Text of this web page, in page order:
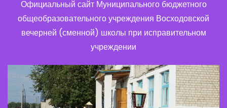
Официальный сайт Муниципального бюджетного
общеобразовательного учреждения Восходовской
вечерней (сменной) школы при исправительном
учреждении